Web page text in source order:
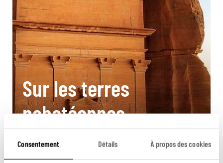
Consentement Détails À propos des cookies
Sur les terres
nabatéennes
saoudienne et jordanienne.